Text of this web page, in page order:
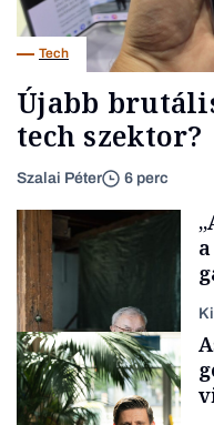
Tech
Újabb
tech szektor?
Szalai Péter 6 perc